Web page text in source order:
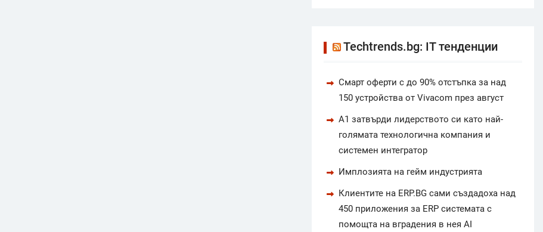
Techtrends.bg: IT тенденции
Смарт оферти с до 90% отстъпка за над
150 устройства от Vivacom през август
А1 затвърди лидерството си като най-
голямата технологична компания и
системен интегратор
Имплозията на гейм индустрията
Клиентите на ERP.BG сами създадоха над
450 приложения за ERP системата с
помощта на вградения в нея AI